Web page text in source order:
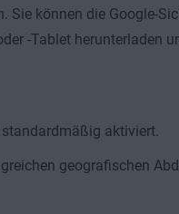
Sie können die Google-
-Tablet herunterladen
aktiviert.
geografischen